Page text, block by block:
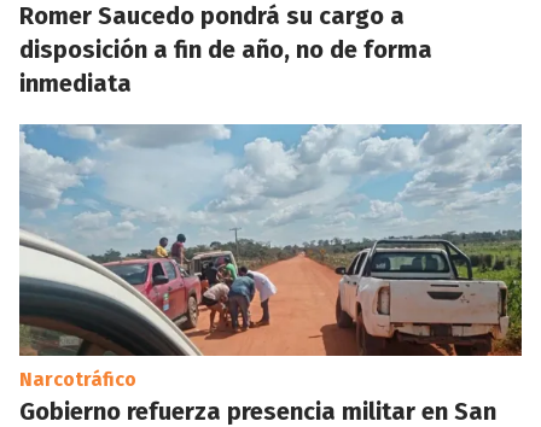
Romer Saucedo pondrá su cargo a
disposición a fin de año, no de forma
inmediata
Narcotráfico
Gobierno refuerza presencia militar en San